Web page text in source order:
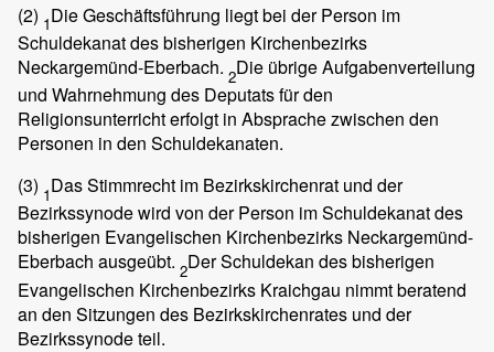
(2) 1Die Geschäftsführung liegt bei der Person im
Schuldekanat des bisherigen Kirchenbezirks
Neckargemünd-Eberbach. 2Die übrige Aufgabenverteilung
und Wahrnehmung des Deputats für den
Religionsunterricht erfolgt in Absprache zwischen den
Personen in den Schuldekanaten.
(3) 1Das Stimmrecht im Bezirkskirchenrat und der
Bezirkssynode wird von der Person im Schuldekanat des
bisherigen Evangelischen Kirchenbezirks Neckargemünd-
Eberbach ausgeübt. 2Der Schuldekan des bisherigen
Evangelischen Kirchenbezirks Kraichgau nimmt beratend
an den Sitzungen des Bezirkskirchenrates und der
Bezirkssynode teil.